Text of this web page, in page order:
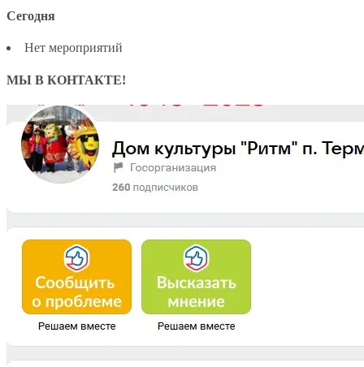
Сегодня
Нет мероприятий
МЫ В КОНТАКТЕ!